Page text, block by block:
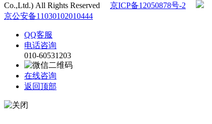
Co.,Ltd.) All Rights Reserved 京ICP备12050878号-2
京公安备11030102010444
QQ客服
电话咨询
010-60531203
在线咨询
返回顶部